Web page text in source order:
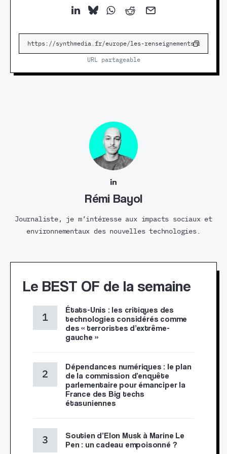
URL partageable
Rémi Bayol
Journaliste, je m’intéresse aux impacts sociaux et
environnementaux des nouvelles technologies.
Le BEST OF de la semaine
États-Unis : les critiques des
technologies considérés comme
des « terroristes d’extrême-
gauche »
Dépendances numériques : le plan
de la commission d’enquête
parlementaire pour émanciper la
France des Big techs
étasuniennes
Soutien d’Elon Musk à Marine Le
Pen : un cadeau empoisonné ?